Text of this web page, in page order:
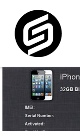
content
門市據點
iMCheck APP
iPhone 回收價